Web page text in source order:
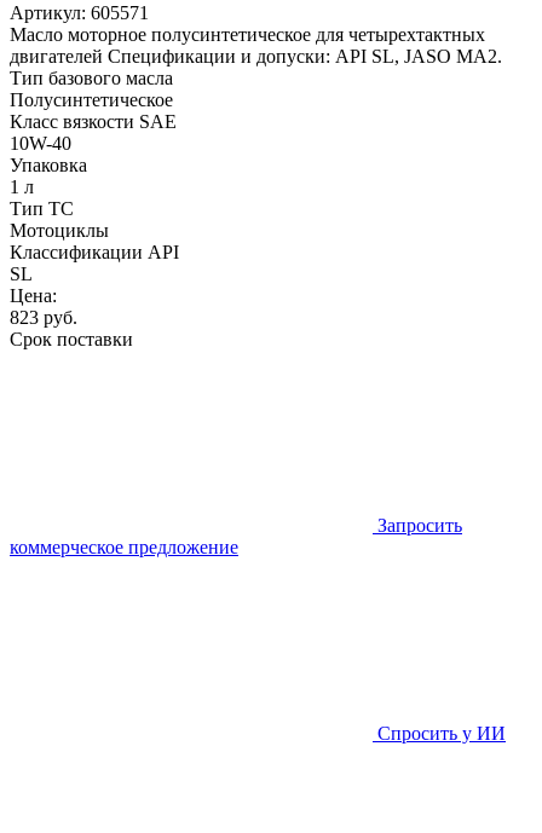
Артикул: 605571
Масло моторное полусинтетическое для четырехтактных
двигателей Спецификации и допуски: API SL, JASO MA2.
Тип базового масла
Полусинтетическое
Класс вязкости SAE
10W-40
Упаковка
1 л
Тип ТС
Мотоциклы
Классификации API
SL
Цена:
823 руб.
Срок поставки
Запросить
коммерческое предложение
Спросить у ИИ